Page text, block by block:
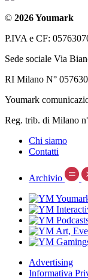
© 2026 Youmark
P.IVA e CF:
Sede sociale Via
RI Milano N°
Youmark
Reg. trib. di Milano
Chi siamo
Contatti
Archivio
Advertising
Informativa